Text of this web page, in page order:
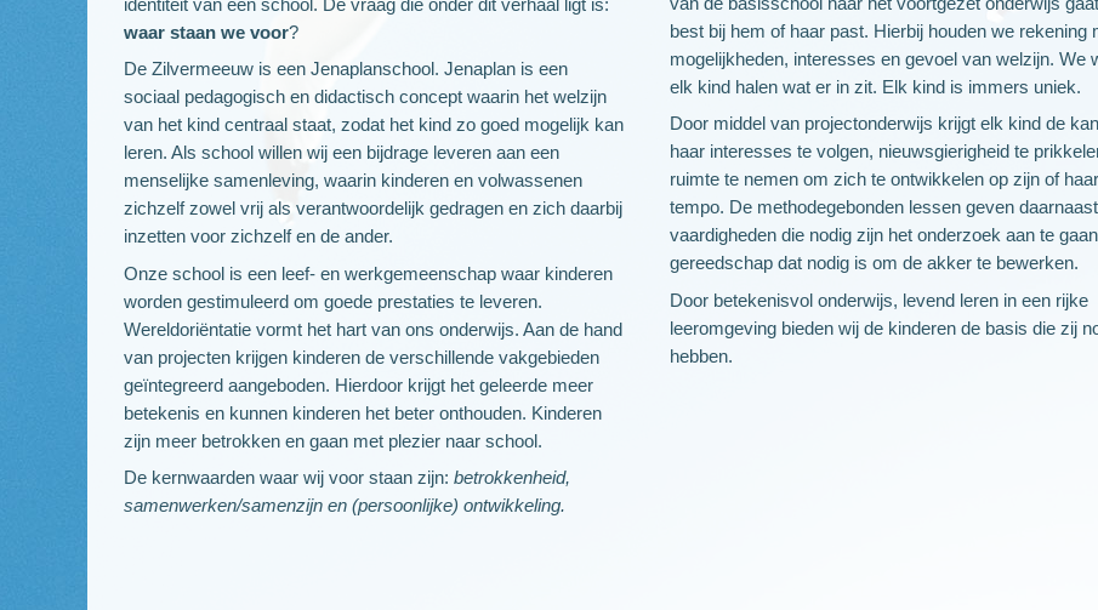
waar staan we voor?
De Zilvermeeuw is een Jenaplanschool. Jenaplan is een
sociaal pedagogisch en didactisch concept waarin het welzijn
van het kind centraal staat, zodat het kind zo goed mogelijk kan
leren. Als school willen wij een bijdrage leveren aan een
menselijke samenleving, waarin kinderen en volwassenen
zichzelf zowel vrij als verantwoordelijk gedragen en zich daarbij
inzetten voor zichzelf en de ander.
Onze school is een leef- en werkgemeenschap waar kinderen
worden gestimuleerd om goede prestaties te leveren.
Wereldoriëntatie vormt het hart van ons onderwijs. Aan de hand
van projecten krijgen kinderen de verschillende vakgebieden
geïntegreerd aangeboden. Hierdoor krijgt het geleerde meer
betekenis en kunnen kinderen het beter onthouden. Kinderen
zijn meer betrokken en gaan met plezier naar school.
De kernwaarden waar wij voor staan zijn: betrokkenheid,
samenwerken/samenzijn en (persoonlijke) ontwikkeling.
best bij hem of haar past. Hierbij houden we rekening
mogelijkheden, interesses en gevoel van welzijn. We
elk kind halen wat er in zit. Elk kind is immers uniek.
Door middel van projectonderwijs krijgt elk kind de
haar interesses te volgen, nieuwsgierigheid te
ruimte te nemen om zich te ontwikkelen op zijn of
tempo. De methodegebonden lessen geven
vaardigheden die nodig zijn het onderzoek aan te
gereedschap dat nodig is om de akker te bewerken.
Door betekenisvol onderwijs, levend leren in een rijke
leeromgeving bieden wij de kinderen de basis die zij
hebben.